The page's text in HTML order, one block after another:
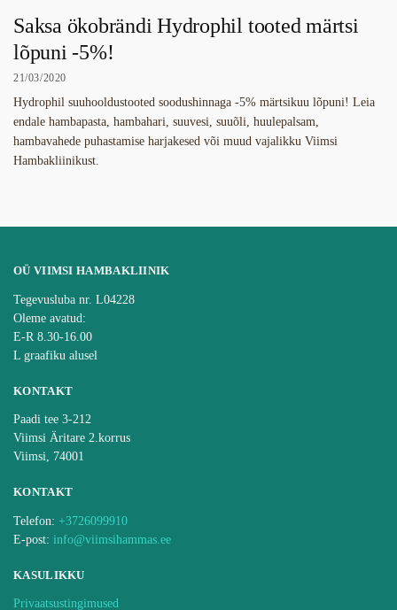
Saksa ökobrändi Hydrophil tooted märtsi
lõpuni -5%!
21/03/2020
Hydrophil suuhooldustooted soodushinnaga -5% märtsikuu lõpuni! Leia
endale hambapasta, hambahari, suuvesi, suuõli, huulepalsam,
hambavahede puhastamise harjakesed või muud vajalikku Viimsi
Hambakliinikust.
OÜ VIIMSI HAMBAKLIINIK
Tegevusluba nr. L04228
Oleme avatud:
E-R 8.30-16.00
L graafiku alusel
KONTAKT
Paadi tee 3-212
Viimsi Äritare 2.korrus
Viimsi, 74001
KONTAKT
Telefon: +3726099910
E-post: info@viimsihammas.ee
KASULIKKU
Privaatsustingimused